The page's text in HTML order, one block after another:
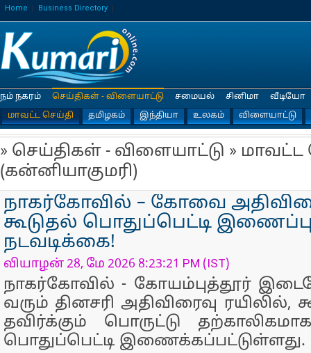
Home Business Directory
நம் நகரம்
செய்திகள் - விளையாட்டு
மாவட்ட செய்தி
தமிழகம் இந்தியா உலகம் விளையாட்டு
சமையல் சினிமா வீடியோ
» செய்திகள் - விளையாட்டு » மாவட்ட
(கன்னியாகுமரி)
நாகர்கோவில் – கோவை
கூடுதல் பொதுப்பெட்டி
நடவடிக்கை!
வியாழன் 28, மே 2026 8:23:21 PM (IST)
நாகர்கோவில் - கோயம்புத்தூர்
வரும் தினசரி அதிவிரைவு ரயிலில்,
தவிர்க்கும் பொருட்டு
பொதுப்பெட்டி இணைக்கப்பட்டுள்ளது.